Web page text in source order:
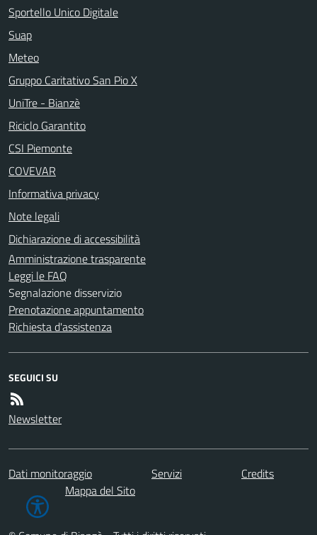
Sportello Unico Digitale
Suap
Meteo
Gruppo Caritativo San Pio X
UniTre - Bianzè
Riciclo Garantito
CSI Piemonte
COVEVAR
Informativa privacy
Note legali
Dichiarazione di accessibilità
Amministrazione trasparente
Leggi le FAQ
Segnalazione disservizio
Prenotazione appuntamento
Richiesta d'assistenza
SEGUICI SU
Newsletter
Dati monitoraggio Servizi
Credits
Mappa del Sito